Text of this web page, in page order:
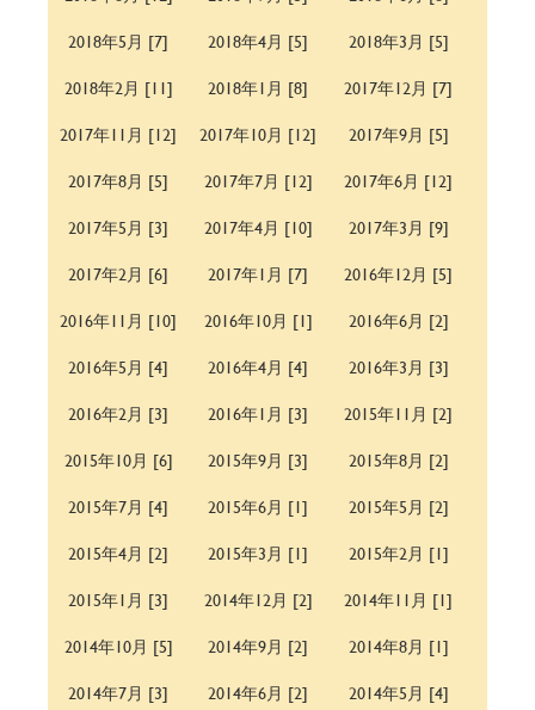
2018年5月 [7]
2018年4月 [5]
2018年3月 [5]
2018年2月 [11]
2018年1月 [8]
2017年12月 [7]
2017年11月 [12]
2017年10月 [12]
2017年9月 [5]
2017年8月 [5]
2017年7月 [12]
2017年6月 [12]
2017年5月 [3]
2017年4月 [10]
2017年3月 [9]
2017年2月 [6]
2017年1月 [7]
2016年12月 [5]
2016年11月 [10]
2016年10月 [1]
2016年6月 [2]
2016年5月 [4]
2016年4月 [4]
2016年3月 [3]
2016年2月 [3]
2016年1月 [3]
2015年11月 [2]
2015年10月 [6]
2015年9月 [3]
2015年8月 [2]
2015年7月 [4]
2015年6月 [1]
2015年5月 [2]
2015年4月 [2]
2015年3月 [1]
2015年2月 [1]
2015年1月 [3]
2014年12月 [2]
2014年11月 [1]
2014年10月 [5]
2014年9月 [2]
2014年8月 [1]
2014年7月 [3]
2014年6月 [2]
2014年5月 [4]